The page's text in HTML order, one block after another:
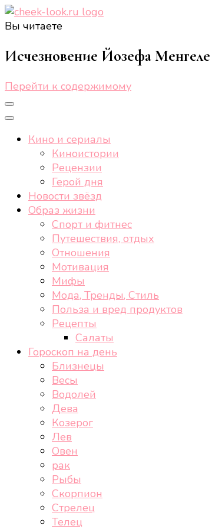
Вы читаете
Исчезновение Йозефа
Перейти к содержимому
Кино и сериалы
Киноистории
Рецензии
Герой дня
Новости звёзд
Образ жизни
Спорт и фитнес
Путешествия, отдых
Отношения
Мотивация
Мифы
Мода, Тренды, Стиль
Польза и вред продуктов
Рецепты
Салаты
Гороскоп на день
Близнецы
Весы
Водолей
Дева
Козерог
Лев
Овен
рак
Рыбы
Скорпион
Стрелец
Телец